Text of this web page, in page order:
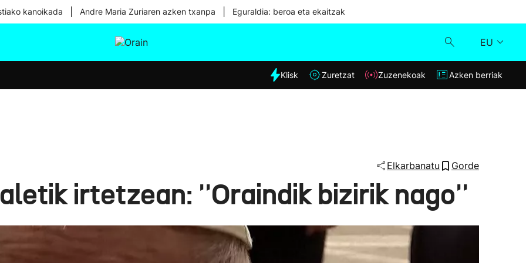
kanoikada Andre Maria Zuriaren azken txanpa Eguraldia: beroa eta ekaitzak
EU
Eguraldia
Klisk
Azken berriak
Klisk Zuretzat Zuzenekoak Azken berriak
Elkarbanatu Gorde
irtetzean: ''Oraindik bizirik nago''